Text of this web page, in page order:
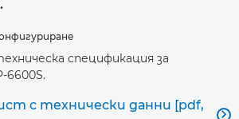
спецификация за
6600S.
с технически данни [pdf,
